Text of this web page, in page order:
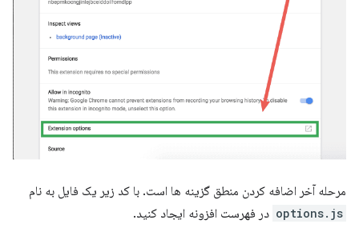
مرحله آخر اضافه کردن منطق گزینه ها است. با کد زیر یک فایل به نام
options.js در فهرست افزونه ایجاد کنید.